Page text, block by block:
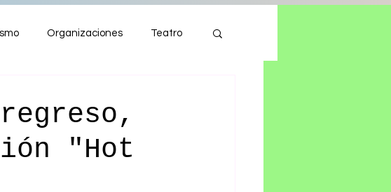
Organizaciones Teatro
"Hot